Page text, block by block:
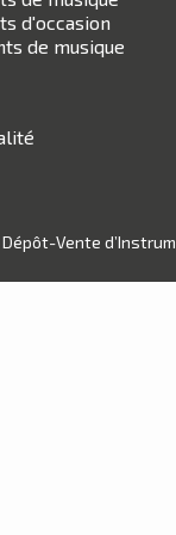
d'occasion
de musique
Vente